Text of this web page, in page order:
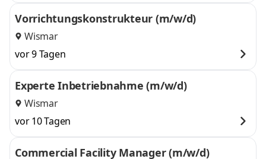
Vorrichtungskonstrukteur (m/w/d)
Wismar
vor 9 Tagen
Experte Inbetriebnahme (m/w/d)
Wismar
vor 10 Tagen
Commercial Facility Manager (m/w/d)